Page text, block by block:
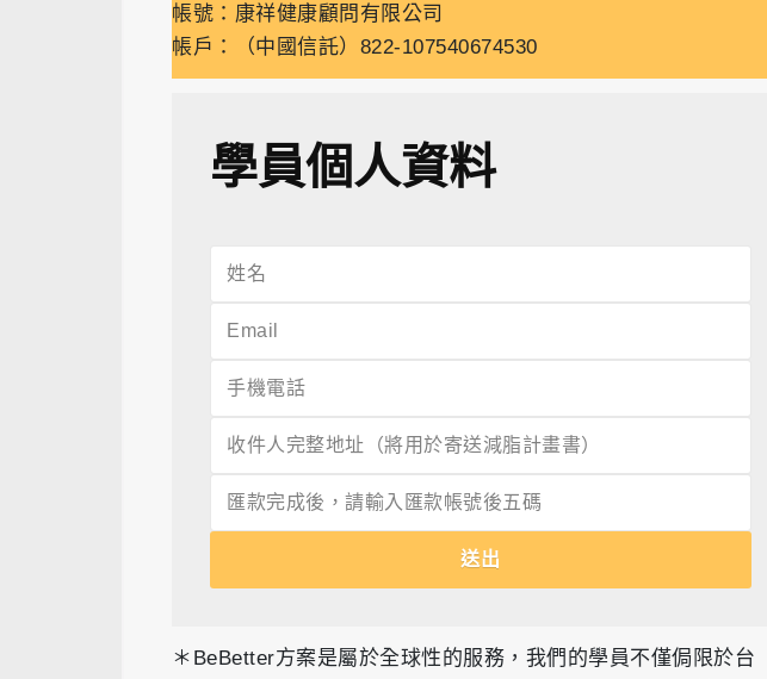
帳號：康祥健康顧問有限公司
帳戶：
（中國信託） 822-107540674530
學員個人資料
送出
＊BeBetter方案是屬於全球性的服務，我們的學員不僅侷限於台